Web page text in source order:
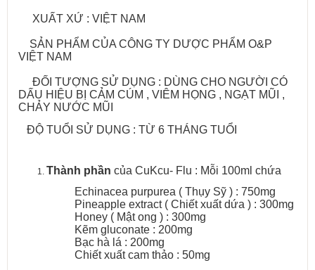
XUẤT XỨ : VIỆT NAM
SẢN PHẨM CỦA CÔNG TY DƯỢC PHẨM O&P
VIỆT NAM
ĐỐI TƯỢNG SỬ DỤNG : DÙNG CHO NGƯỜI CÓ
DẤU HIỆU BỊ CẢM CÚM , VIÊM HỌNG , NGẠT MŨI ,
CHẢY NƯỚC MŨI
ĐỘ TUỔI SỬ DỤNG : TỪ 6 THÁNG TUỔI
Thành phần của CuKcu- Flu : Mỗi 100ml chứa
Echinacea purpurea ( Thụy Sỹ ) : 750mg
Pineapple extract ( Chiết xuất dứa ) : 300mg
Honey ( Mật ong ) : 300mg
Kẽm gluconate : 200mg
Bạc hà lá : 200mg
Chiết xuất cam thảo : 50mg